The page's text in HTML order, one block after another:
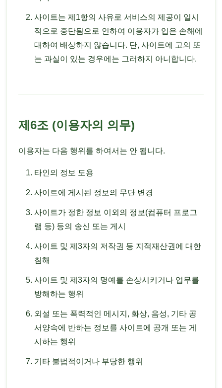
사이트는 제1항의 사유로 서비스의 제공이 일시
적으로 중단됨으로 인하여 이용자가 입은 손해에
대하여 배상하지 않습니다. 단, 사이트에 고의 또
는 과실이 있는 경우에는 그러하지 아니합니다.
제6조 (이용자의 의무)
이용자는 다음 행위를 하여서는 안 됩니다.
타인의 정보 도용
사이트에 게시된 정보의 무단 변경
사이트가 정한 정보 이외의 정보(컴퓨터 프로그
램 등) 등의 송신 또는 게시
사이트 및 제3자의 저작권 등 지적재산권에 대한
침해
사이트 및 제3자의 명예를 손상시키거나 업무를
방해하는 행위
외설 또는 폭력적인 메시지, 화상, 음성, 기타 공
서양속에 반하는 정보를 사이트에 공개 또는 게
시하는 행위
기타 불법적이거나 부당한 행위